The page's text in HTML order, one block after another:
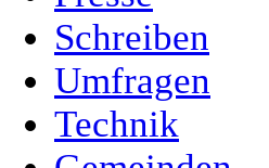
Schreiben
Umfragen
Technik